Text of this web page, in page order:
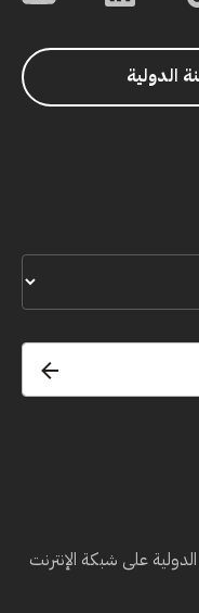
الدولية
على شبكة الإنترنت